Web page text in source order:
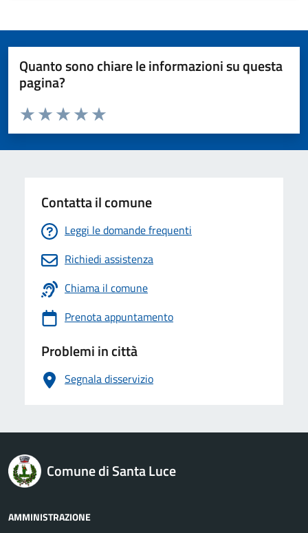
Quanto sono chiare le informazioni su questa
pagina?
Valuta da 1 a 5 stelle la pagina
Valuta 5 stelle su 5
Valuta 4 stelle su 5
Valuta 3 stelle su 5
Valuta 2 stelle su 5
Valuta 1 stelle su 5
Contatta il comune
Leggi le domande frequenti
Richiedi assistenza
Chiama il comune
Prenota appuntamento
Problemi in città
Segnala disservizio
logo Unione Europea
Comune di Santa Luce
AMMINISTRAZIONE